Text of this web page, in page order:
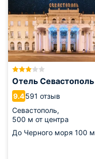
Отель Севастополь
9.4591 отзыв
Севастополь,
500 м от центра
До Черного моря 100 м